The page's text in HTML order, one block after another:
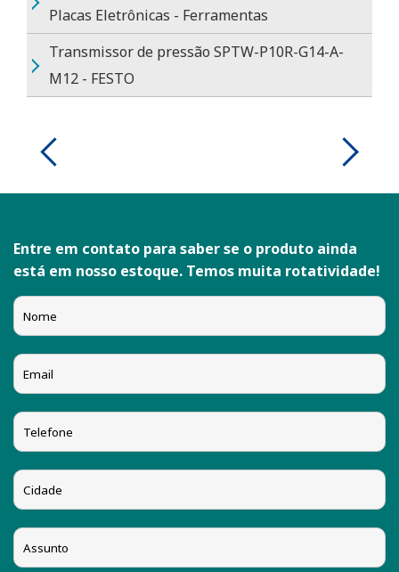
Placas Eletrônicas - Ferramentas
Transmissor de pressão SPTW-P10R-G14-A-
M12 - FESTO
Entre em contato para saber se o produto ainda
está em nosso estoque. Temos muita rotatividade!